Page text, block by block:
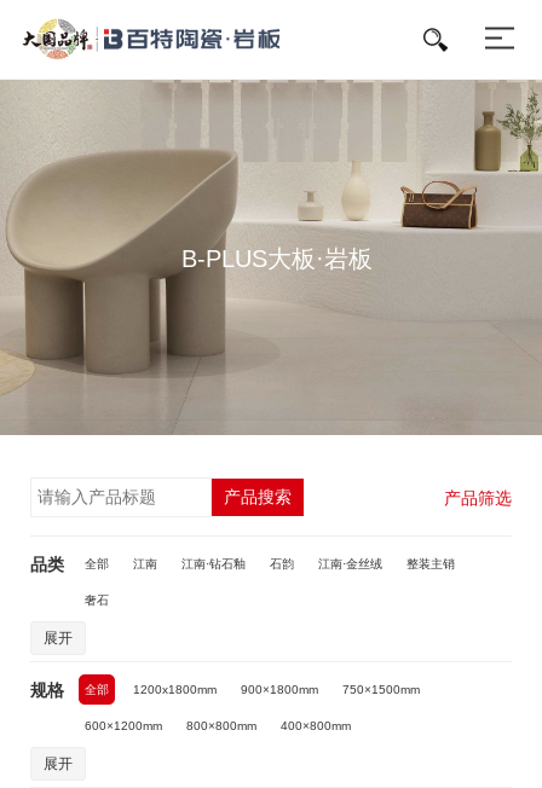
B-PLUS大板·岩板
产品搜索 产品筛选
品类 全部 江南 江南·钻石釉 石韵 江南·金丝绒 整装主销
奢石
展开
规格 全部 1200x1800mm 900×1800mm 750×1500mm
600×1200mm 800×800mm 400×800mm
展开